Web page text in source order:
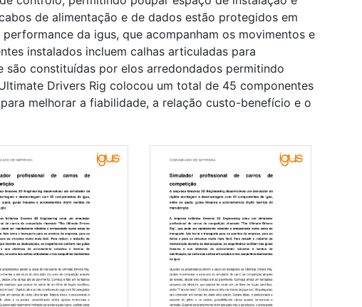
de alimentação e de dados estão protegidos em
da igus, que acompanham os movimentos e
instalados incluem calhas articuladas para
constituídas por elos arredondados permitindo
Drivers Rig colocou um total de 45 componentes
melhorar a fiabilidade, a relação custo-benefício e o